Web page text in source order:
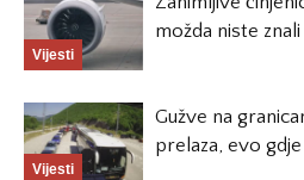
Vijesti
možda niste znali
Vijesti
Gužve na
prelaza, evo